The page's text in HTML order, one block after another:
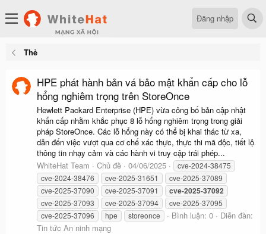
Đăng nhập
Thẻ
HPE phát hành bản vá bảo mật khẩn cấp cho lỗ
hổng nghiêm trọng trên StoreOnce
Hewlett Packard Enterprise (HPE) vừa công bố bản cập nhật
khẩn cấp nhằm khắc phục 8 lỗ hổng nghiêm trọng trong giải
pháp StoreOnce. Các lỗ hổng này có thể bị khai thác từ xa,
dẫn đến việc vượt qua cơ chế xác thực, thực thi mã độc, tiết lộ
thông tin nhạy cảm và các hành vi truy cập trái phép...
WhiteHat Team
Chủ đề 04/06/2025
cve-2024-38475
cve-2024-38476
cve-2025-31651
cve-2025-37089
cve-2025-37090
cve-2025-37091 cve-2025-37092
cve-2025-37093 cve-2025-37094
cve-2025-37095
cve-2025-37096
hpe storeonce Bình luận: 0
Diễn đàn:
Tin tức An ninh mạng